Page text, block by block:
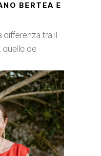
BERTEA E
differenza tra il
quello de